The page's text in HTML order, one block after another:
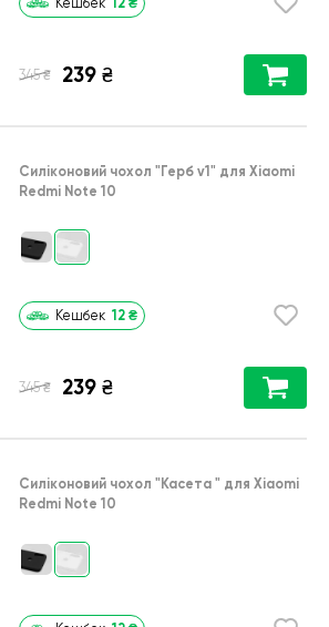
Кешбек
345 ₴ 239 ₴
Силіконовий чохол "Герб v1" для Xiaomi
Redmi Note 10
Кешбек 12 ₴
345 ₴ 239 ₴
Силіконовий чохол "Касета " для Xiaomi
Redmi Note 10